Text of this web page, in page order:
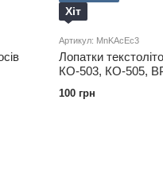
Хіт
Артикул: MnKAcEc3
Лопатки
КО-503, КО-505,
100 грн